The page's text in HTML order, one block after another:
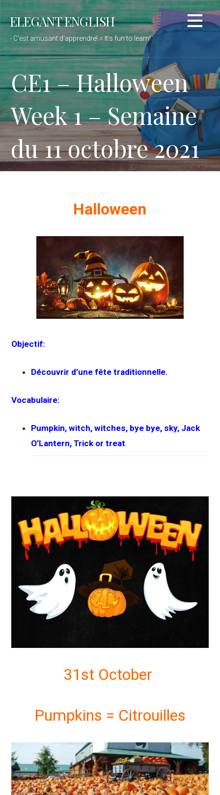
Passer
au
contenu
ELEGANT ENGLISH
- C'est amusant d'apprendre! = It’s fun to learn!
CE1 – Halloween
Week 1 – Semaine
du 11 octobre 2021
Halloween
Objectif:
Découvrir d’une fête traditionnelle.
Vocabulaire:
Pumpkin, witch, witches, bye bye, sky, Jack
O’Lantern, Trick or treat.
31st October
Pumpkins = Citrouilles